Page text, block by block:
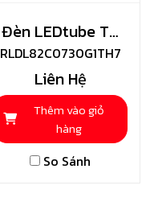
Đèn LEDtube T8
Toshiba
RLDL82C0730G1TH7
Liên Hệ
Thêm vào giỏ
hàng
So Sánh